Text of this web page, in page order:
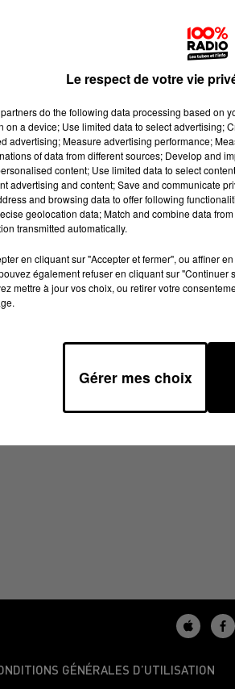
À 14H00
GÉNÉRALES D’UTILISATION
Le respect de votre vie
do the following data processing based on
on a device; Use limited data to select advertising;
advertising; Measure advertising performance;
of data from different sources; Develop and
content; Use limited data to select
advertising and content; Save and communicate
and browsing data to offer following
geolocation data; Match and combine data
transmitted automatically.
en cliquant sur "Accepter et fermer", ou affiner
également refuser en cliquant sur
mettre à jour vos choix, ou retirer votre
Gérer mes choix